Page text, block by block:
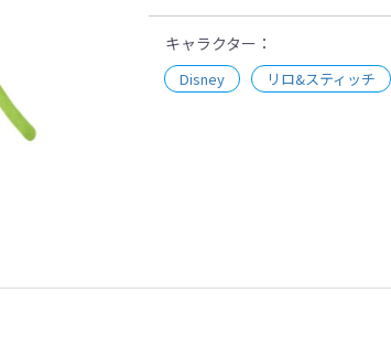
キャラクター
Disney リロ&スティッチ